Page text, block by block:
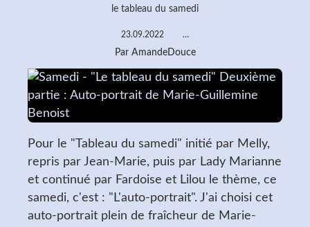
le tableau du samedi
23.09.2022 …
Par AmandeDouce
Pour le "Tableau du samedi" initié par Melly,
repris par Jean-Marie, puis par Lady Marianne
et continué par Fardoise et Lilou le thème, ce
samedi, c'est : "L'auto-portrait". J'ai choisi cet
auto-portrait plein de fraîcheur de Marie-